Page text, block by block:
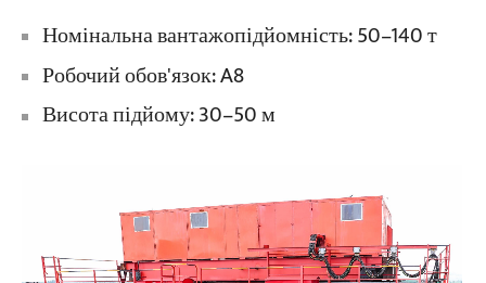
Номінальна вантажопідйомність: 50–140 т
Робочий обов'язок: A8
Висота підйому: 30–50 м